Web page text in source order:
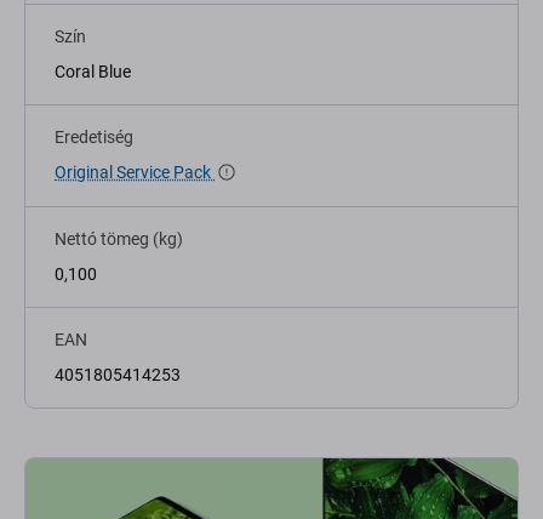
Szín
Coral Blue
Eredetiség
Original Service Pack
Nettó tömeg (kg)
0,100
EAN
4051805414253